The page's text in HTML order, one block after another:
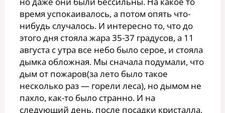
время успокаивалось, а потом опять что-
нибудь случалось. И интересно то, что до
этого дня стояла жара 35-37 градусов, а 11
августа с утра все небо было серое, и стояла
дымка обложная. Мы сначала подумали, что
дым от пожаров(за лето было такое
несколько раз — горели леса), но дымом не
пахло, как-то было странно. И на
следующий день, после посадки кристалла,